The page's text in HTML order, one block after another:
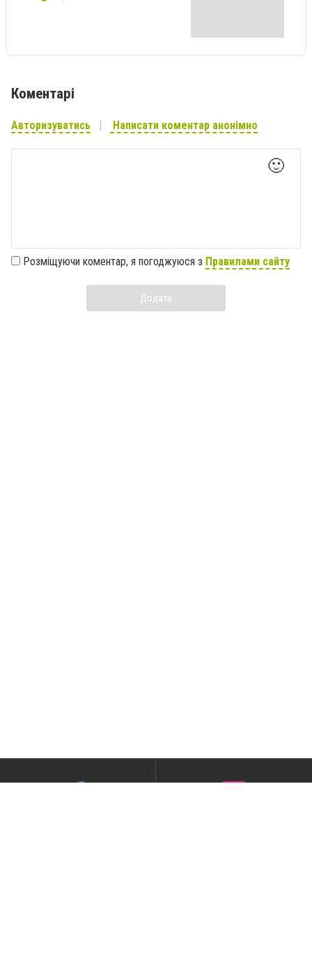
Коментарі
Авторизуватись Написати коментар анонімно
🙂
Розміщуючи коментар, я погоджуюся з Правилами сайту
Додати